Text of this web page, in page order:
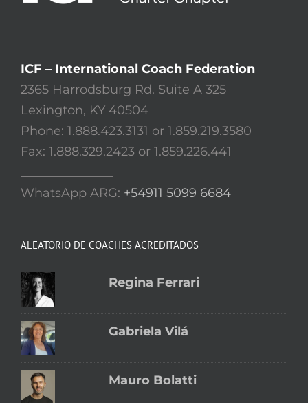
ICF – International Coach Federation
2365 Harrodsburg Rd. Suite A 325
Lexington, KY 40504
Phone: 1.888.423.3131 or 1.859.219.3580
Fax: 1.888.329.2423 or 1.859.226.441
WhatsApp ARG: +54911 5099 6684
ALEATORIO DE COACHES ACREDITADOS
Regina Ferrari
Gabriela Vilá
Mauro Bolatti